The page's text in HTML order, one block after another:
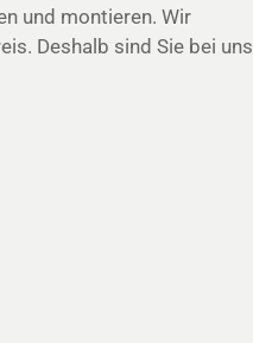
und montieren. Wir
Deshalb sind Sie bei uns